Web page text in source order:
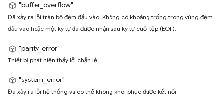
"buffer_overflow"
Đã xảy ra lỗi tràn bộ đệm đầu vào. Không có khoảng trống trong vùng đệm
đầu vào hoặc một ký tự đã được nhận sau ký tự cuối tệp (EOF).
"parity_error"
Thiết bị phát hiện thấy lỗi chẵn lẻ.
"system_error"
Đã xảy ra lỗi hệ thống và có thể không khôi phục được kết nối.